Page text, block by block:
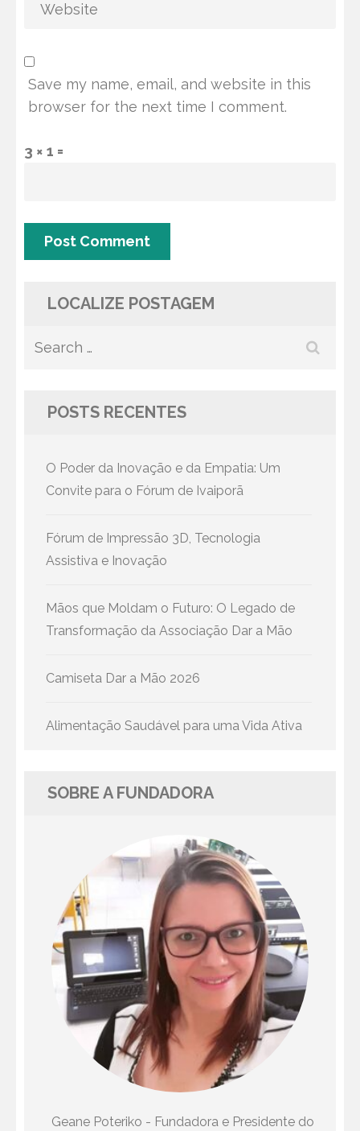
Save my name, email, and website in this
browser for the next time I comment.
3 × 1 =
LOCALIZE POSTAGEM
Search
POSTS RECENTES
O Poder da Inovação e da Empatia: Um
Convite para o Fórum de Ivaiporã
Fórum de Impressão 3D, Tecnologia
Assistiva e Inovação
Mãos que Moldam o Futuro: O Legado de
Transformação da Associação Dar a Mão
Camiseta Dar a Mão 2026
Alimentação Saudável para uma Vida Ativa
SOBRE A FUNDADORA
Geane Poteriko - Fundadora e Presidente do